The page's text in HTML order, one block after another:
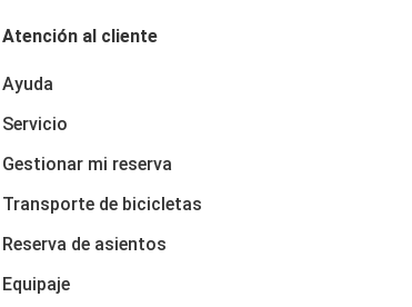
Atención al cliente
Ayuda
Servicio
Gestionar mi reserva
Transporte de bicicletas
Reserva de asientos
Equipaje